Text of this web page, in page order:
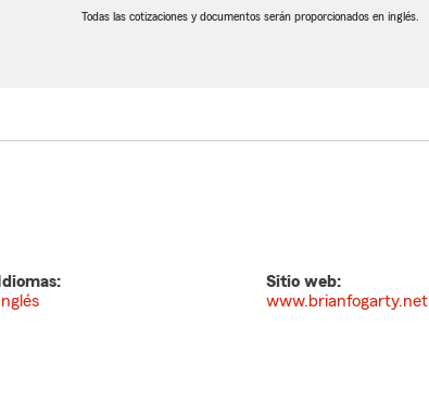
de
de
Todas las cotizaciones y documentos serán proporcionados en inglés.
Idiomas:
Inglés
Sitio web:
www.brianfogarty.net